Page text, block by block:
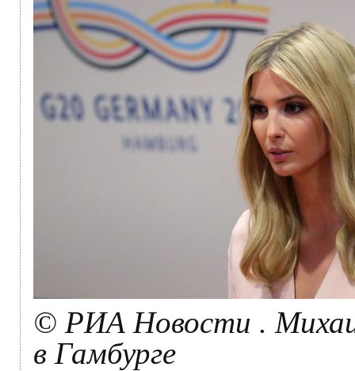
© РИА Новости .
в Гамбурге